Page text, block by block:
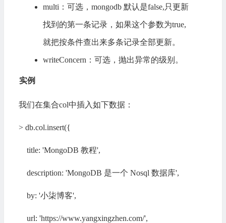
multi：可选，mongodb 默认是false,只更新
找到的第一条记录，如果这个参数为true,
就把按条件查出来多条记录全部更新。
writeConcern：可选，抛出异常的级别。
实例
我们在集合col中插入如下数据：
> db.col.insert({
title: 'MongoDB 教程',
description: 'MongoDB 是一个 Nosql 数据库',
by: '小柒博客',
url: 'https://www.yangxingzhen.com/',